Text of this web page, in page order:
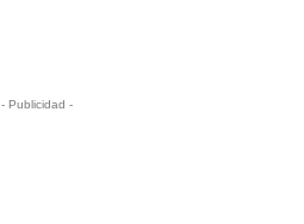
- Publicidad -